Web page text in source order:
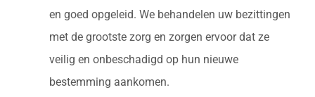
en goed opgeleid. We behandelen uw bezittingen
met de grootste zorg en zorgen ervoor dat ze
veilig en onbeschadigd op hun nieuwe
bestemming aankomen.